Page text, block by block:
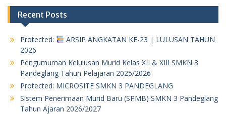
Recent Posts
Protected:
ARSIP ANGKATAN KE-23 | LULUSAN TAHUN
2026
Pengumuman Kelulusan Murid Kelas XII & XIII SMKN 3
Pandeglang Tahun Pelajaran 2025/2026
Protected: MICROSITE SMKN 3 PANDEGLANG
Sistem Penerimaan Murid Baru (SPMB) SMKN 3 Pandeglang
Tahun Ajaran 2026/2027